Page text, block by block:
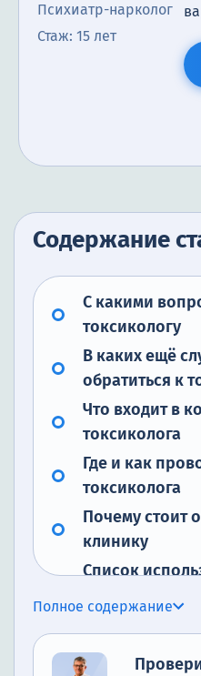
Психиатр-нарколог
Стаж: 15 лет
Содержание
С какими
токсикологу
В каких ещё
обратиться к
Что входит в
токсиколога
Где и как
токсиколога
Почему стоит
клинику
Список
Полное содержание